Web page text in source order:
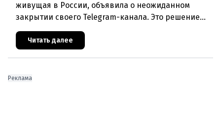
живущая в России, объявила о неожиданном
закрытии своего Telegram-канала. Это решение
стало очередным эпизодом в череде
противоречивых заявлений и нарастающего
Читать далее
Реклама